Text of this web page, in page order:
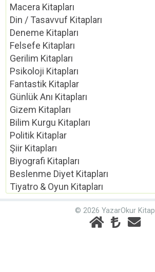
Macera Kitapları
Din / Tasavvuf Kitapları
Deneme Kitapları
Felsefe Kitapları
Gerilim Kitapları
Psikoloji Kitapları
Fantastik Kitaplar
Günlük Anı Kitapları
Gizem Kitapları
Bilim Kurgu Kitapları
Politik Kitaplar
Şiir Kitapları
Biyografi Kitapları
Beslenme Diyet Kitapları
Tiyatro & Oyun Kitapları
© 2026 YazarOkur Kitap